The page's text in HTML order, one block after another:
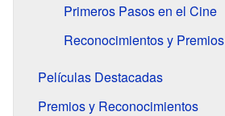
Primeros Pasos en el Cine
Reconocimientos y Premios
Películas Destacadas
Premios y Reconocimientos